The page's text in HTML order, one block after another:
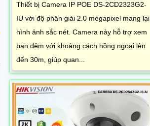
Thiết bị Camera IP POE DS-2CD2323G2-
IU với độ phân giải 2.0 megapixel mang lại
hình ảnh sắc nét. Camera này hỗ trợ xem
ban đêm với khoảng cách hồng ngoại lên
đến 30m, giúp quan...